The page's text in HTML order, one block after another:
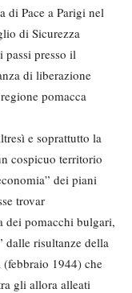
di Pace a Parigi nel
di Sicurezza
passi presso il
di liberazione
pomacca
e soprattutto la
cospicuo territorio
dei piani
trovar
dei pomacchi bulgari,
dalle risultanze della
(febbraio 1944) che
gli allora alleati